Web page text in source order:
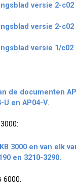
versie 2-c02
versie 2-c02
versie 1/c02
de documenten
U en AP04-V.
3000 en van elk
en 3210-3290.
6000: